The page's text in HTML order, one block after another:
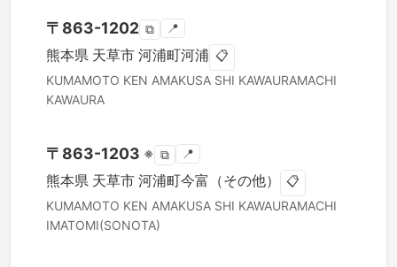
〒 863-1202 ⧉ 📍
熊本県 天草市 河浦町河浦 📋
KUMAMOTO KEN AMAKUSA SHI KAWAURAMACHI
KAWAURA
〒 863-1203 ※ ⧉ 📍
熊本県 天草市 河浦町今富（その他） 📋
KUMAMOTO KEN AMAKUSA SHI KAWAURAMACHI
IMATOMI(SONOTA)